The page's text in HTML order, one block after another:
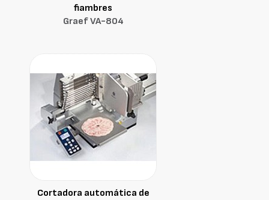
fiambres
Graef VA-804
Cortadora automática de